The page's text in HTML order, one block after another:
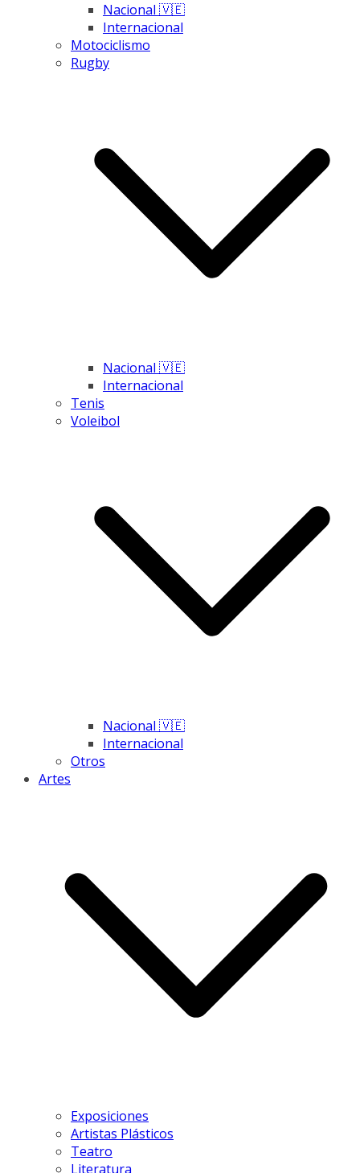
Nacional 🇻🇪
Internacional
Motociclismo
Rugby
Nacional 🇻🇪
Internacional
Tenis
Voleibol
Nacional 🇻🇪
Internacional
Otros
Artes
Exposiciones
Artistas Plásticos
Teatro
Literatura